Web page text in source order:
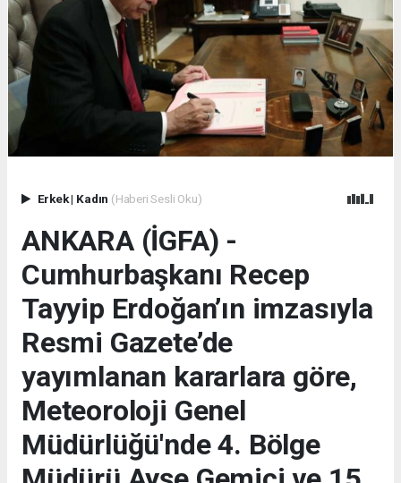
Erkek| Kadın (Haberi Sesli Oku)
ANKARA (İGFA) -
Cumhurbaşkanı Recep
Tayyip Erdoğan’ın imzasıyla
Resmi Gazete’de
yayımlanan kararlara göre,
Meteoroloji Genel
Müdürlüğü'nde 4. Bölge